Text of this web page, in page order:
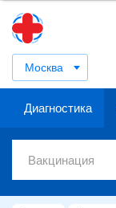
Москва
Диагностика